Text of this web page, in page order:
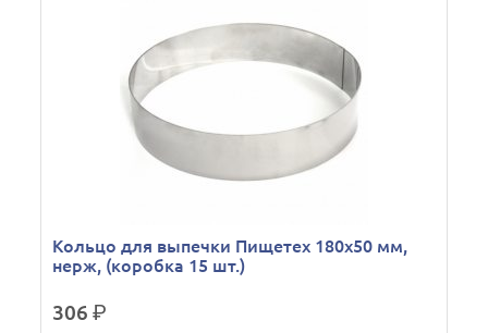
Кольцо для выпечки Пищетех 180х50 мм,
нерж, (коробка 15 шт.)
306р.